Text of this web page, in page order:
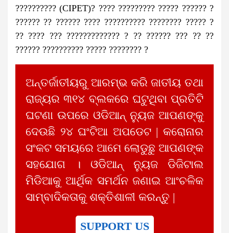
?????????? (CIPET)? ???? ????????? ????? ?????? ?
?????? ?? ?????? ???? ?????????? ???????? ????? ?
?? ???? ??? ????????????? ? ?? ?????? ??? ?? ??
?????? ?????????? ????? ???????? ?
ଅନ୍ତର୍ଜାତୀୟରୁ ଆରମ୍ଭ କରି ଜାତୀୟ ତଥା
ରାଜ୍ୟର ୩୧୪ ବ୍ଲକରେ ଘଟୁଥିବା ପ୍ରତିଟି
ଘଟଣା ଉପରେ ଓଡିଆନ୍ ନ୍ୟୁଜ ଆପଣଙ୍କୁ
ଦେଉଛି ୨୪ ଘଂଟିଆ ଅପଡେଟ | କରୋନାର
ସଂକଟ ସମୟରେ ଆମେ ଲୋଡୁଛୁ ଆପଣଙ୍କ
ସହଯୋଗ । ଓଡିଆନ୍ ନ୍ୟୁଜ ଡିଜିଟାଲ
ମିଡିଆକୁ ଆର୍ଥିକ ସମର୍ଥନ ଜଣାଇ ଆଂଚଳିକ
ସାମ୍ବାଦିକତାକୁ ଶକ୍ତିଶାଳୀ କରନ୍ତୁ |
SUPPORT US